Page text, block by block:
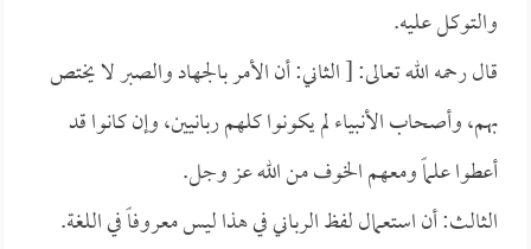
والتوكل عليه.
قال رحمه الله تعالى: [ الثاني: أن الأمر بالجهاد والصبر لا يختص
بهم، وأصحاب الأنبياء لم يكونوا كلهم ربانيين، وإن كانوا قد
أعطوا علماً ومعهم الخوف من الله عز وجل.
الثالث: أن استعمال لفظ الرباني في هذا ليس معروفاً في اللغة.